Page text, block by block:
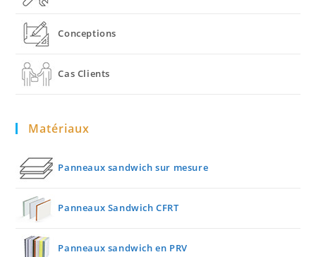
Conceptions
Cas Clients
Matériaux
Panneaux sandwich sur mesure
Panneaux Sandwich CFRT
Panneaux sandwich en PRV